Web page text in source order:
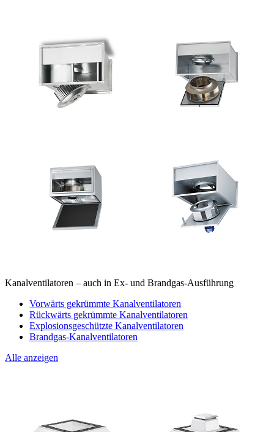
Kanalventilatoren – auch in Ex- und Brandgas-Ausführung
Vorwärts gekrümmte Kanalventilatoren
Rückwärts gekrümmte Kanalventilatoren
Explosionsgeschützte Kanalventilatoren
Brandgas-Kanalventilatoren
Alle anzeigen